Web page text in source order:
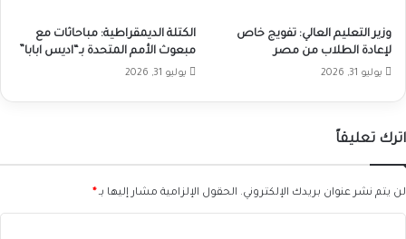
وزير التعليم العالي: تفويج خاص
لإعادة الطلاب من مصر
يوليو 31, 2026
الكتلة الديمقراطية: مباحاثات مع
مبعوث الأمم المتحدة بـ“اديس ابابا”
يوليو 31, 2026
اترك تعليقاً
لن يتم نشر عنوان بريدك الإلكتروني. الحقول الإلزامية مشار إليها بـ *